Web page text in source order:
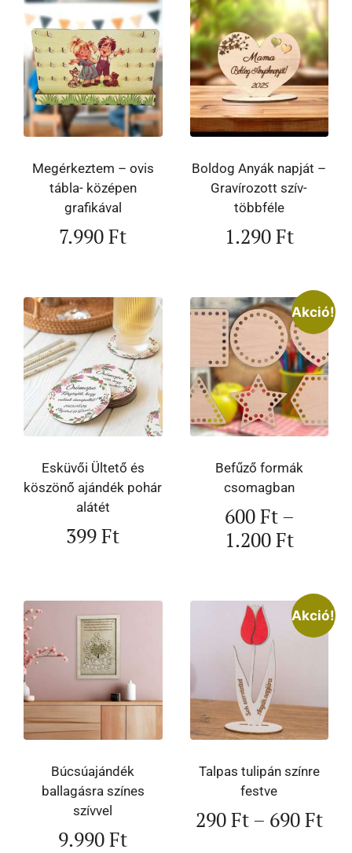
Megérkeztem – ovis
tábla- középen
grafikával
7.990Ft
Boldog Anyák napját –
Gravírozott szív-
többféle
1.290Ft
Esküvői Ültető és
köszönő ajándék pohár
alátét
399Ft
Akció!
Befűző formák
csomagban
600Ft–
1.200Ft
Búcsúajándék
ballagásra színes
szívvel
9.990Ft
Akció!
Talpas tulipán színre
festve
290Ft– 690Ft